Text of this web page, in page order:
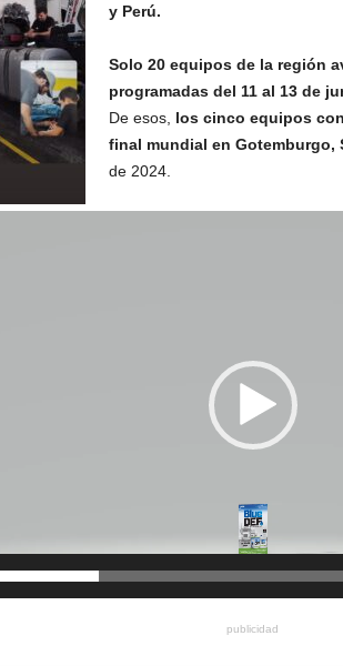
y Perú.
Solo 20 equipos de la región
programadas del 11 al 13 de
De esos, los cinco equipos
final mundial en Gotemburgo,
de 2024.
publicidad